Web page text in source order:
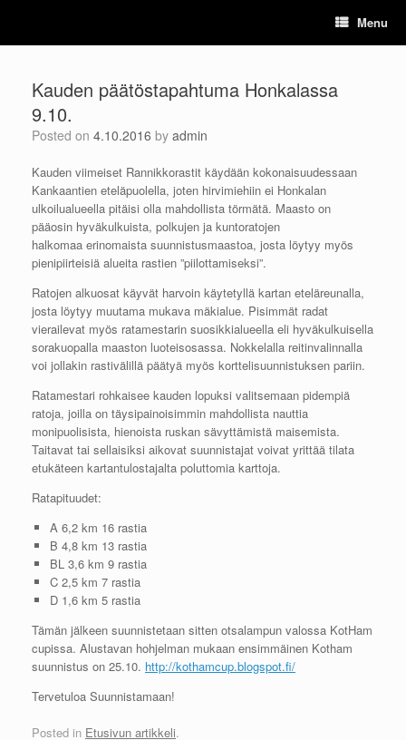
content
Menu
Kauden päätöstapahtuma Honkalassa
9.10.
Posted on 4.10.2016 by admin
Kauden viimeiset Rannikkorastit käydään kokonaisuudessaan
Kankaantien eteläpuolella, joten hirvimiehiin ei Honkalan
ulkoilualueella pitäisi olla mahdollista törmätä. Maasto on
pääosin hyväkulkuista, polkujen ja kuntoratojen
halkomaa erinomaista suunnistusmaastoa, josta löytyy myös
pienipiirteisiä alueita rastien ”piilottamiseksi”.
Ratojen alkuosat käyvät harvoin käytetyllä kartan eteläreunalla,
josta löytyy muutama mukava mäkialue. Pisimmät radat
vierailevat myös ratamestarin suosikkialueella eli hyväkulkuisella
sorakuopalla maaston luoteisosassa. Nokkelalla reitinvalinnalla
voi jollakin rastivälillä päätyä myös korttelisuunnistuksen pariin.
Ratamestari rohkaisee kauden lopuksi valitsemaan pidempiä
ratoja, joilla on täysipainoisimmin mahdollista nauttia
monipuolisista, hienoista ruskan sävyttämistä maisemista.
Taitavat tai sellaisiksi aikovat suunnistajat voivat yrittää tilata
etukäteen kartantulostajalta poluttomia karttoja.
Ratapituudet:
A 6,2 km 16 rastia
B 4,8 km 13 rastia
BL 3,6 km 9 rastia
C 2,5 km 7 rastia
D 1,6 km 5 rastia
Tämän jälkeen suunnistetaan sitten otsalampun valossa KotHam
cupissa. Alustavan hohjelman mukaan ensimmäinen Kotham
suunnistus on 25.10. http://kothamcup.blogspot.fi/
Tervetuloa Suunnistamaan!
Posted in Etusivun artikkeli.